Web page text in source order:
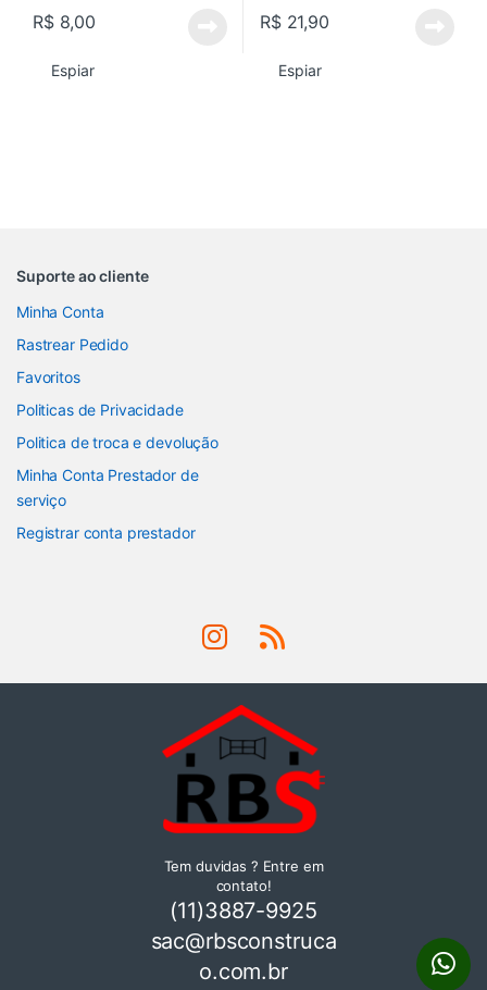
R$8,00
Espiar
R$21,90
Espiar
Suporte ao cliente
Minha Conta
Rastrear Pedido
Favoritos
Politicas de Privacidade
Politica de troca e devolução
Minha Conta Prestador de
serviço
Registrar conta prestador
Tem duvidas ? Entre em
contato!
(11)3887-9925
sac@rbsconstruca
o.com.br